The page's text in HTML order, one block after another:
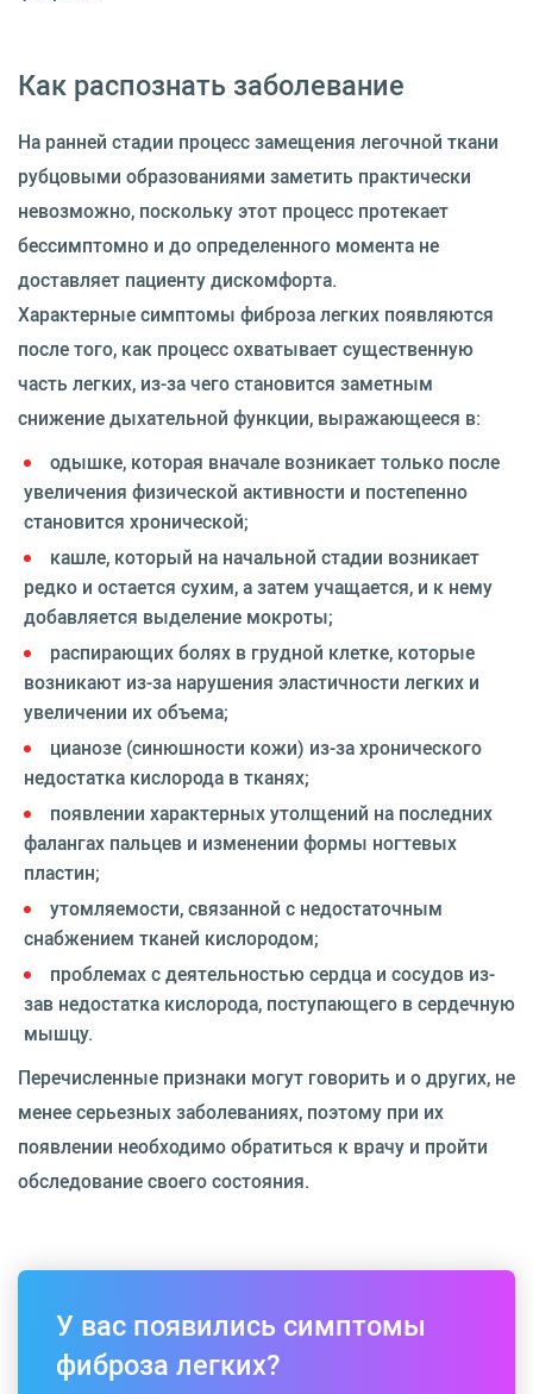
Как распознать заболевание
На ранней стадии процесс замещения легочной ткани
рубцовыми образованиями заметить практически
невозможно, поскольку этот процесс протекает
бессимптомно и до определенного момента не
доставляет пациенту дискомфорта.
Характерные симптомы фиброза легких появляются
после того, как процесс охватывает существенную
часть легких, из-за чего становится заметным
снижение дыхательной функции, выражающееся в:
одышке, которая вначале возникает только после
увеличения физической активности и постепенно
становится хронической;
кашле, который на начальной стадии возникает
редко и остается сухим, а затем учащается, и к нему
добавляется выделение мокроты;
распирающих болях в грудной клетке, которые
возникают из-за нарушения эластичности легких и
увеличении их объема;
цианозе (синюшности кожи) из-за хронического
недостатка кислорода в тканях;
появлении характерных утолщений на последних
фалангах пальцев и изменении формы ногтевых
пластин;
утомляемости, связанной с недостаточным
снабжением тканей кислородом;
проблемах с деятельностью сердца и сосудов из-
зав недостатка кислорода, поступающего в сердечную
мышцу.
Перечисленные признаки могут говорить и о других, не
менее серьезных заболеваниях, поэтому при их
появлении необходимо обратиться к врачу и пройти
обследование своего состояния.
У вас появились симптомы
фиброза легких?